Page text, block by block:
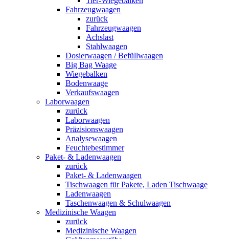
Fahrzeugwaagen
zurück
Fahrzeugwaagen
Achslast
Stahlwaagen
Dosierwaagen / Befüllwaagen
Big Bag Waage
Wiegebalken
Bodenwaage
Verkaufswaagen
Laborwaagen
zurück
Laborwaagen
Präzisionswaagen
Analysewaagen
Feuchtebestimmer
Paket- & Ladenwaagen
zurück
Paket- & Ladenwaagen
Tischwaagen für Pakete, Laden Tischwaage
Ladenwaagen
Taschenwaagen & Schulwaagen
Medizinische Waagen
zurück
Medizinische Waagen